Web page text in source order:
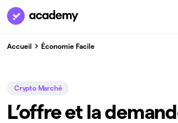
Accueil Économie Facile
Crypto Marché
L’offre et la